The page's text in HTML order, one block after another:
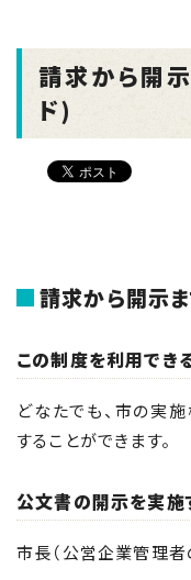
請求から開
ド)
請求から開示
この制度を利用でき
どなたでも、市の実
することができます。
公文書の開示を実施
市長（公営企業管理者